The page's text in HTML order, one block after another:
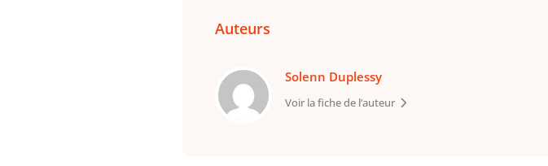
Auteurs
Solenn Duplessy
Voir la fiche de l’auteur